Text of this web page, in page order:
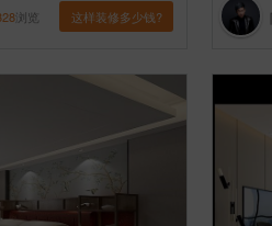
浏览 这样装修多少钱?